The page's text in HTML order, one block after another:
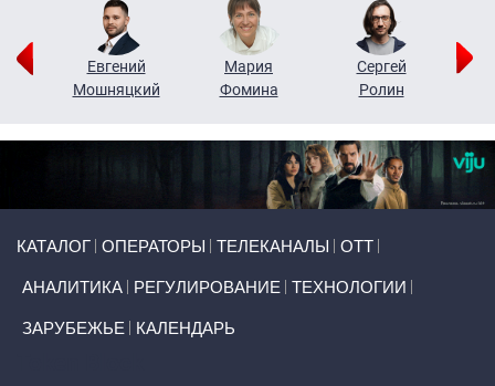
Евгений
Мошняцкий
Мария
Фомина
Сергей
Ролин
КАТАЛОГ ОПЕРАТОРЫ ТЕЛЕКАНАЛЫ ОТТ
АНАЛИТИКА РЕГУЛИРОВАНИЕ ТЕХНОЛОГИИ
ЗАРУБЕЖЬЕ КАЛЕНДАРЬ